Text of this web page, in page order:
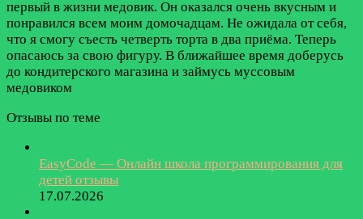
первый в жизни медовик. Он оказался очень вкусным и
понравился всем моим домочадцам. Не ожидала от себя,
что я смогу съесть четверть торта в два приёма. Теперь
опасаюсь за свою фигуру. В ближайшее время доберусь
до кондитерского магазина и займусь муссовым
медовиком
Отзывы по теме
EasyCode — Онлайн школа программирования для
детей отзывы
17.07.2026